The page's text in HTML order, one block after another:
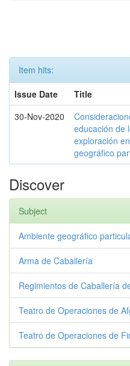
Item hits:
Issue Date
Title
30-Nov-2020
educación de
exploración
geográfico
Discover
Subject
Ambiente geográfico
Arma de Caballería
Regimientos de Caballería
Teatro de Operaciones de
Teatro de Operaciones de